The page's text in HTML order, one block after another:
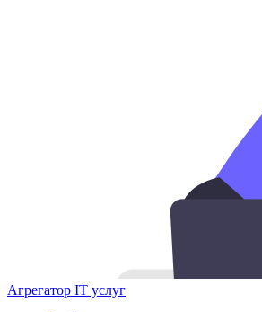
Агрегатор IT услуг